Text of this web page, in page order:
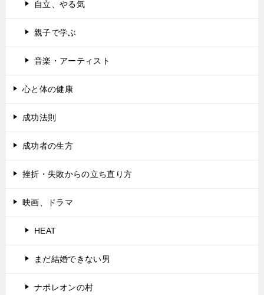
自立、やる気
親子で学ぶ
音楽・アーティスト
心と体の健康
成功法則
成功者の生方
挫折・失敗からの立ち直り方
映画、ドラマ
HEAT
まだ結婚できない男
ナポレオンの村